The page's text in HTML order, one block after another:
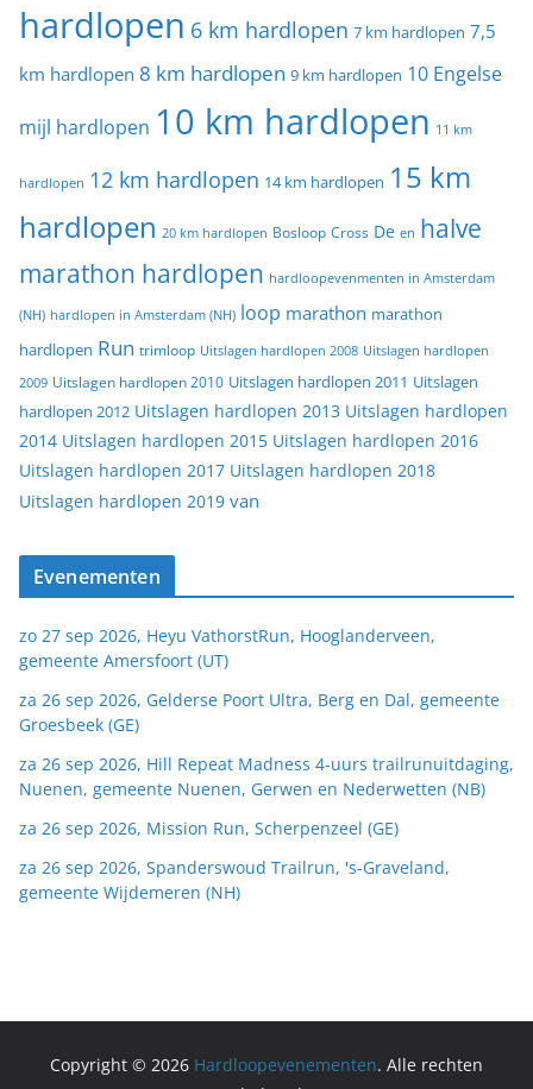
hardlopen 6 km hardlopen 7 km hardlopen 7,5
km hardlopen 8 km hardlopen 9 km hardlopen 10 Engelse
mijl hardlopen 10 km hardlopen 11 km
hardlopen 12 km hardlopen 14 km hardlopen 15 km
hardlopen 20 km hardlopen Bosloop Cross De en halve
marathon hardlopen hardloopevenmenten in Amsterdam
(NH) hardlopen in Amsterdam (NH) loop marathon marathon
hardlopen Run trimloop Uitslagen hardlopen 2008 Uitslagen hardlopen
2009 Uitslagen hardlopen 2010 Uitslagen hardlopen 2011 Uitslagen
hardlopen 2012 Uitslagen hardlopen 2013 Uitslagen hardlopen
2014 Uitslagen hardlopen 2015 Uitslagen hardlopen 2016
Uitslagen hardlopen 2017 Uitslagen hardlopen 2018
Uitslagen hardlopen 2019 van
Evenementen
zo 27 sep 2026, Heyu VathorstRun, Hooglanderveen,
gemeente Amersfoort (UT)
za 26 sep 2026, Gelderse Poort Ultra, Berg en Dal, gemeente
Groesbeek (GE)
za 26 sep 2026, Hill Repeat Madness 4-uurs trailrunuitdaging,
Nuenen, gemeente Nuenen, Gerwen en Nederwetten (NB)
za 26 sep 2026, Mission Run, Scherpenzeel (GE)
za 26 sep 2026, Spanderswoud Trailrun, 's-Graveland,
gemeente Wijdemeren (NH)
Copyright © 2026 Hardloopevenementen. Alle rechten